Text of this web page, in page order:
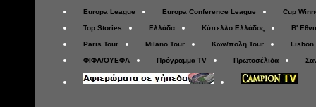
Europa League Europa Conference League Cup
Top Stories Ελλάδα Κύπελλο Ελλάδος Β'
Paris Tour Milano Tour Κων/πολη Tour Lisbon
ΦΙΦΑ/ΟΥΕΦΑ Πρόγραμμα TV Πρωτοσέλιδα